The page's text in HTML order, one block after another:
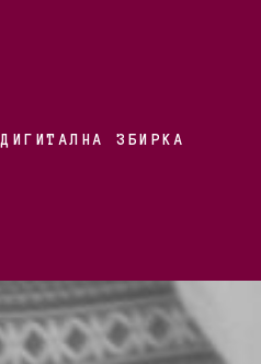
ДИГИТАЛНА ЗБИРКА